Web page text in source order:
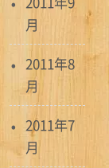
月
2011年8
月
2011年7
月